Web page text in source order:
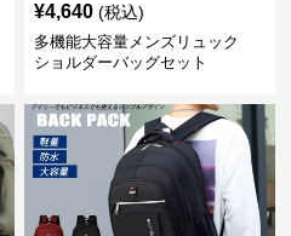
¥4,640 (税込)
多機能大容量メンズリュック
ショルダーバッグセット